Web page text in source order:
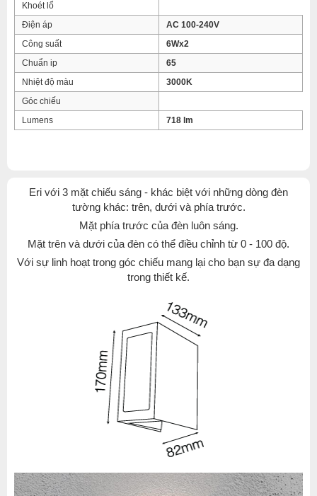
Khoét lổ
Điện áp
AC 100-240V
Công suất
6Wx2
Chuẩn ip
65
Nhiệt độ màu
3000K
Góc chiếu
Lumens
718 lm
Eri với 3 mặt chiếu sáng - khác biệt với những dòng đèn
tường khác: trên, dưới và phía trước.
Mặt phía trước của đèn luôn sáng.
Mặt trên và dưới của đèn có thể điều chỉnh từ 0 - 100 độ.
Với sự linh hoạt trong góc chiếu mang lại cho bạn sự đa dạng
trong thiết kế.